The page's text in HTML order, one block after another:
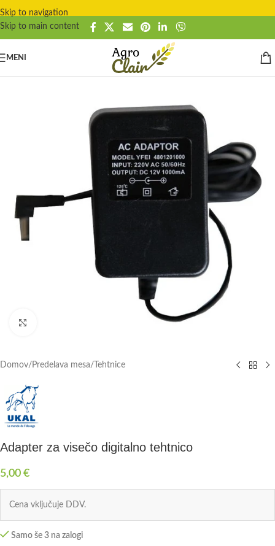
Skip to navigation
Skip to main content
MENI
Domov/ Predelava mesa/ Tehtnice
Adapter za visečo digitalno tehtnico
5,00 €
Cena vključuje DDV.
Samo še 3 na zalogi